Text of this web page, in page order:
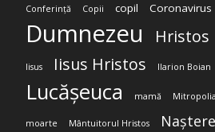
Conferință Copii copil Coronavirus
Dumnezeu Hristos
Iisus Iisus Hristos Ilarion Boian
Lucășeuca mamă Mitropolia
moarte Mântuitorul Hristos